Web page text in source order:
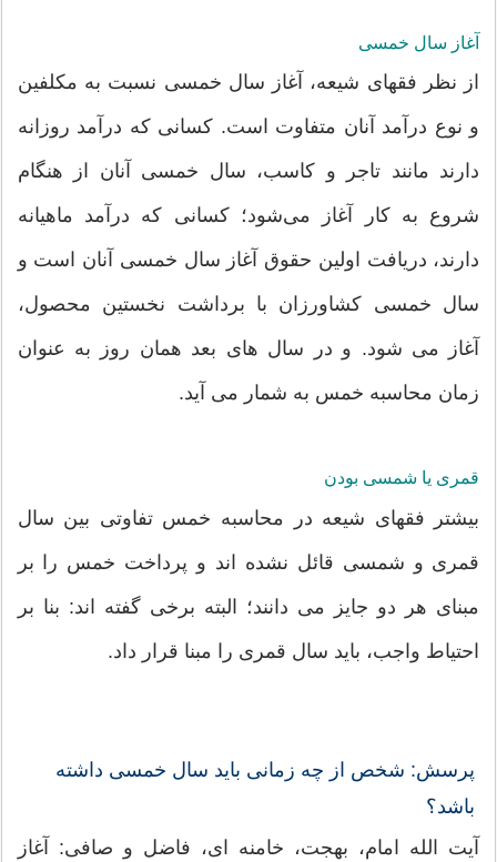
آغاز سال خمسی
از نظر فقهای شیعه، آغاز سال خمسی نسبت به مکلفین
و نوع درآمد آنان متفاوت است. کسانی که درآمد روزانه
دارند مانند تاجر و کاسب، سال خمسی آنان از هنگام
شروع به کار آغاز می‌شود؛ کسانی که درآمد ماهیانه
دارند، دریافت اولین حقوق آغاز سال خمسی آنان است و
سال خمسی کشاورزان با برداشت نخستین محصول،
آغاز می شود. و در سال های بعد همان روز به عنوان
زمان محاسبه خمس به شمار می آید.
قمری یا شمسی بودن
بیشتر فقهای شیعه در محاسبه خمس تفاوتی بین سال
قمری و شمسی قائل نشده اند و پرداخت خمس را بر
مبنای هر دو جایز می دانند؛ البته برخی گفته اند: بنا بر
احتیاط واجب، باید سال قمری را مبنا قرار داد.
پرسش: شخص از چه زمانى بايد سال خمسى داشته
باشد؟
آيت الله امام، بهجت، خامنه اى، فاضل و صافى: آغاز